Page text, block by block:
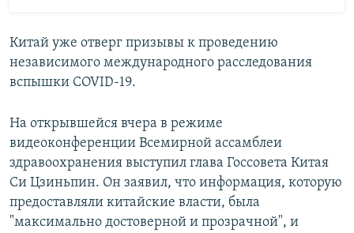
Китай уже отверг призывы к проведению
независимого международного расследования
вспышки COVID-19.
На открывшейся вчера в режиме
видеоконференции Всемирной ассамблеи
здравоохранения выступил глава Госсовета Китая
Си Цзиньпин. Он заявил, что информация, которую
предоставляли китайские власти, была
"максимально достоверной и прозрачной", и